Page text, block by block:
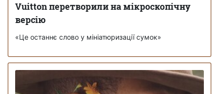
Vuitton перетворили на мікроскопічну
версію
«Це останнє слово у мініатюризації сумок»